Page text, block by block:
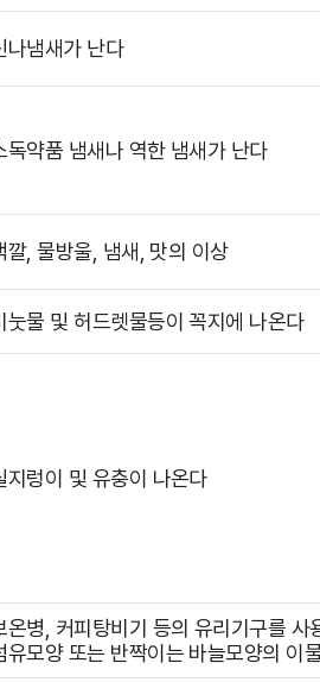
나냄새가 난다
독약품 냄새나 역한 냄새가 난다
깔, 물방울, 냄새, 맛의 이상
눗물 및 허드렛물등이 꼭지에 나온다
지렁이 및 유충이 나온다
온병, 커피탕비기 등의 유리기구를 사
유모양 또는 반짝이는 바늘모양의 이